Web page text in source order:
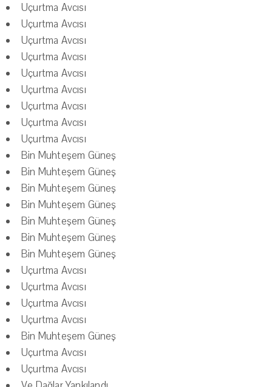
Uçurtma Avcısı
Uçurtma Avcısı
Uçurtma Avcısı
Uçurtma Avcısı
Uçurtma Avcısı
Uçurtma Avcısı
Uçurtma Avcısı
Uçurtma Avcısı
Uçurtma Avcısı
Bin Muhteşem Güneş
Bin Muhteşem Güneş
Bin Muhteşem Güneş
Bin Muhteşem Güneş
Bin Muhteşem Güneş
Bin Muhteşem Güneş
Bin Muhteşem Güneş
Uçurtma Avcısı
Uçurtma Avcısı
Uçurtma Avcısı
Uçurtma Avcısı
Bin Muhteşem Güneş
Uçurtma Avcısı
Uçurtma Avcısı